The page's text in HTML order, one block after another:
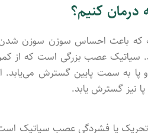
درمان کنیم؟
باعث احساس سوزن سوزن شد‌ن
سیاتیک عصب بزرگی است که از
به سمت پایین گسترش می‌یابد.
نیز گسترش یابد.
یا فشردگی عصب سیاتیک